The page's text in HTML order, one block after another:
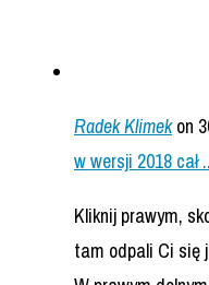
Radek Klimek on
w wersji 2018 cał
Kliknij prawym,
tam odpali Ci się